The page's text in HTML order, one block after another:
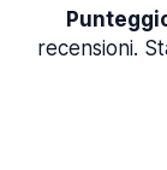
recensioni.